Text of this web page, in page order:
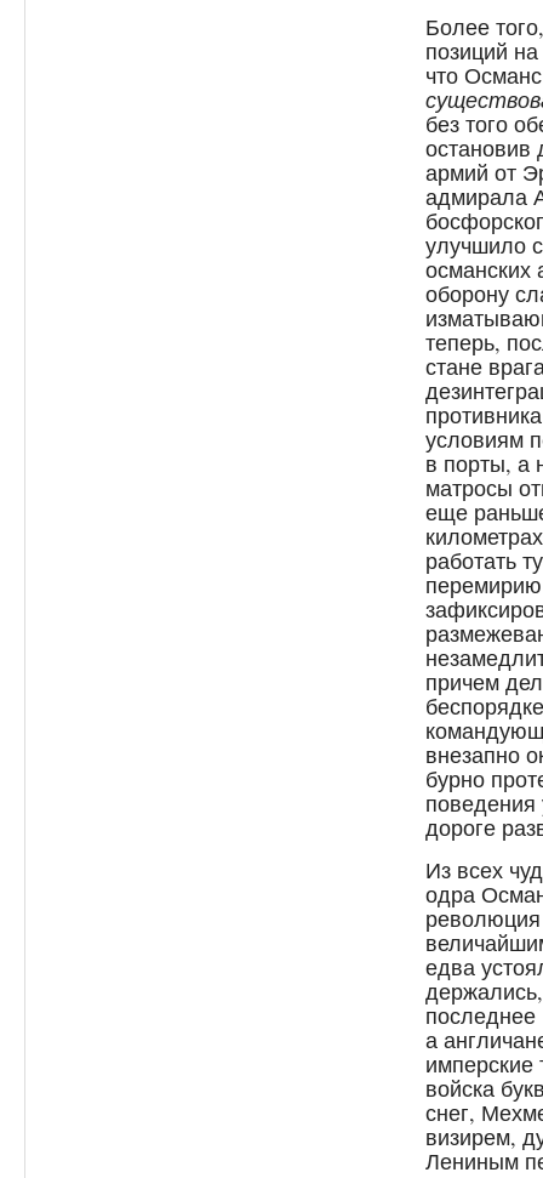
Более
позиций
что
без того
остановив
армий от
адмирала
улучшило
османских
оборону
теперь,
стане
условиям
в порты, а
матросы
еще
работать
причем
внезапно
бурно
поведения
дороге
Из всех
одра
революция
едва
последнее
а
имперские
войска
снег,
визирем,
Лениным